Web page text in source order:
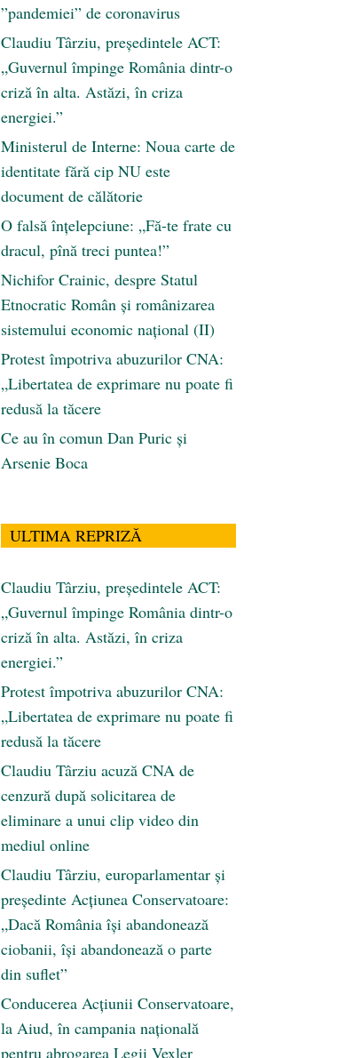
”pandemiei” de coronavirus
Claudiu Târziu, președintele ACT:
„Guvernul împinge România dintr-o
criză în alta. Astăzi, în criza
energiei.”
Ministerul de Interne: Noua carte de
identitate fără cip NU este
document de călătorie
O falsă înțelepciune: „Fă-te frate cu
dracul, pînă treci puntea!”
Nichifor Crainic, despre Statul
Etnocratic Român şi românizarea
sistemului economic naţional (II)
Protest împotriva abuzurilor CNA:
„Libertatea de exprimare nu poate fi
redusă la tăcere
Ce au în comun Dan Puric şi
Arsenie Boca
ULTIMA REPRIZĂ
Claudiu Târziu, președintele ACT:
„Guvernul împinge România dintr-o
criză în alta. Astăzi, în criza
energiei.”
Protest împotriva abuzurilor CNA:
„Libertatea de exprimare nu poate fi
redusă la tăcere
Claudiu Târziu acuză CNA de
cenzură după solicitarea de
eliminare a unui clip video din
mediul online
Claudiu Târziu, europarlamentar și
președinte Acțiunea Conservatoare:
„Dacă România își abandonează
ciobanii, își abandonează o parte
din suflet”
Conducerea Acțiunii Conservatoare,
la Aiud, în campania națională
pentru abrogarea Legii Vexler